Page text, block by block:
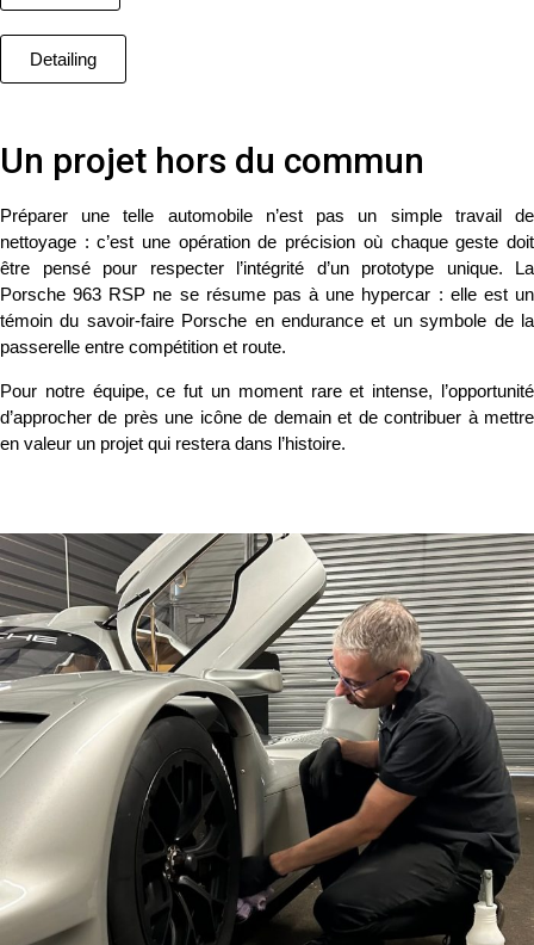
Detailing
Un projet hors du commun
Préparer une telle automobile n’est pas un simple travail de
nettoyage : c’est une opération de précision où chaque geste doit
être pensé pour respecter l’intégrité d’un prototype unique. La
Porsche 963 RSP ne se résume pas à une hypercar : elle est un
témoin du savoir-faire Porsche en endurance et un symbole de la
passerelle entre compétition et route.
Pour notre équipe, ce fut un moment rare et intense, l’opportunité
d’approcher de près une icône de demain et de contribuer à mettre
en valeur un projet qui restera dans l’histoire.